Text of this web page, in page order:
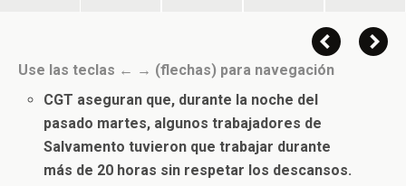
Use las teclas ← → (flechas) para navegación
CGT aseguran que, durante la noche del
pasado martes, algunos trabajadores de
Salvamento tuvieron que trabajar durante
más de 20 horas sin respetar los descansos.